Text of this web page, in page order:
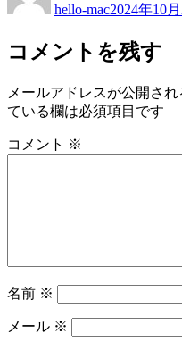
者
hello-mac日:
2024年10月
コメントを残す
メールアドレスが公開され
ている欄は必須項目です
コメント ※
名前 ※
メール ※